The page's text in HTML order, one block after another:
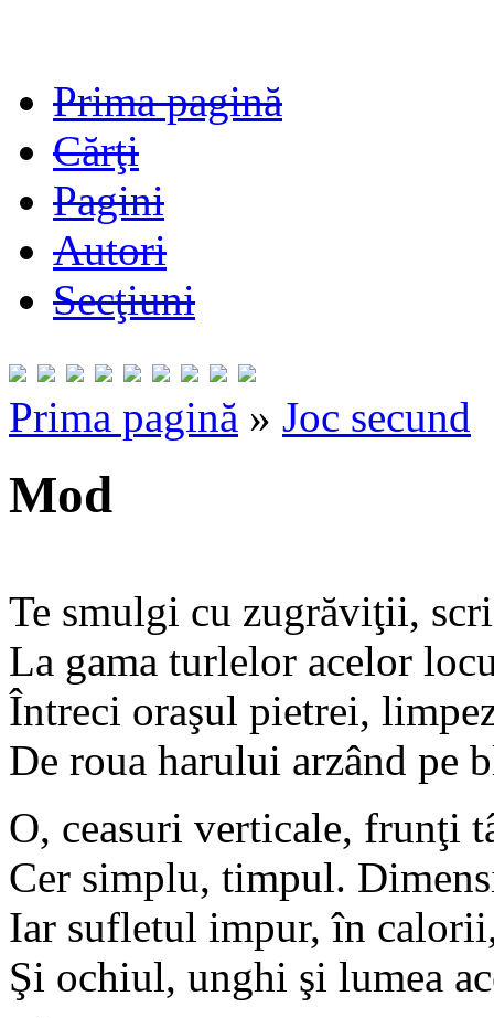
Prima pagină
Cărţi
Pagini
Autori
Secţiuni
Prima pagină » Joc secund
Mod
Te smulgi cu zugrăviţii,
La gama turlelor acelor
Întreci oraşul pietrei,
De roua harului arzând pe
O, ceasuri verticale, frunţi
Cer simplu, timpul.
Iar sufletul impur, în
Şi ochiul, unghi şi lumea